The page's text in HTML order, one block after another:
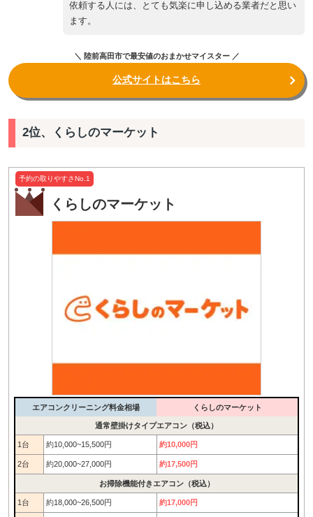
依頼する人には、とても気楽に申し込める業者だと思い
ます。
＼ 陸前高田市で最安値のおまかせマイスター ／
公式サイトはこちら
2位、くらしのマーケット
予約の取りやすさNo.1
くらしのマーケット
エアコンクリーニング料金相場 くらしのマーケット
通常壁掛けタイプエアコン（税込）
1台 約10,000~15,500円 約10,000円
2台 約20,000~27,000円 約17,500円
お掃除機能付きエアコン（税込）
1台 約18,000~26,500円 約17,000円